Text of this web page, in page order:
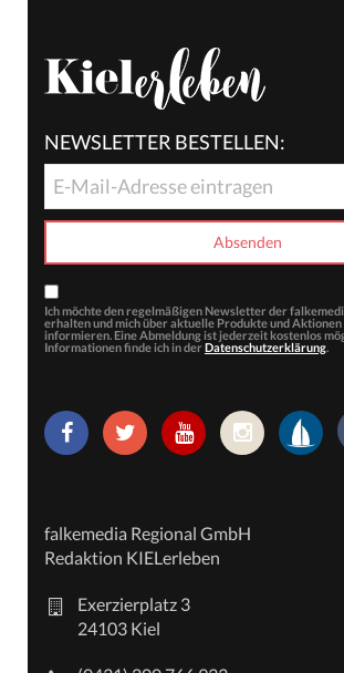
NEWSLETTER BESTELLEN:
Ich möchte den regelmäßigen Newsletter der
erhalten und mich über aktuelle Produkte und Aktionen
informieren. Eine Abmeldung ist jederzeit kostenlos
Informationen finde ich in der Datenschutzerklärung.
falkemedia Regional GmbH
Redaktion KIELerleben
Exerzierplatz 3
24103 Kiel